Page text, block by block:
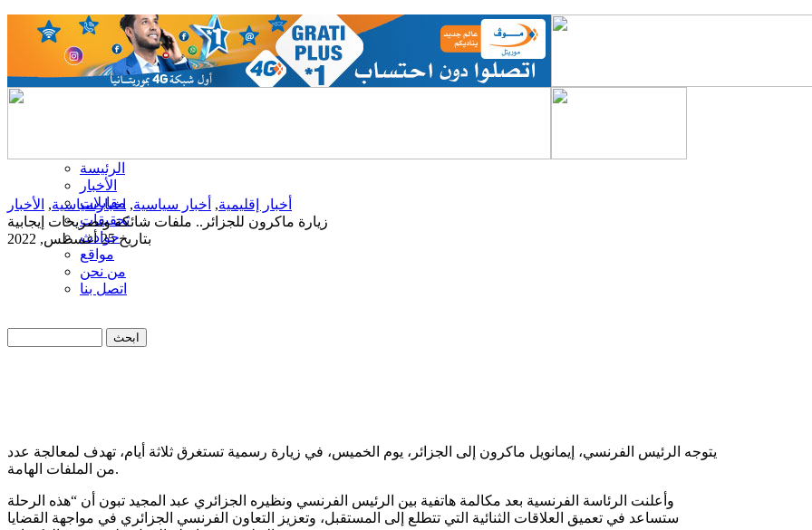
الرئيسة
الأخبار
مقابلات
تحقيقات
حوادث
مواقع
من نحن
اتصل بنا
أخبار إقليمية, أخبار سياسية, اخبارسياسية, الأخبار
زيارة ماكرون للجزائر.. ملفات شائكة وتصريحات إيجابية
بتاريخ 25 أغسطس, 2022
يتوجه الرئيس الفرنسي، إيمانويل ماكرون إلى الجزائر، يوم الخميس، في زيارة رسمية تستغرق ثلاثة أيام، تهدف لمعالجة عدد
من الملفات الهامة.
وأعلنت الرئاسة الفرنسية بعد مكالمة هاتفية بين الرئيس الفرنسي ونظيره الجزائري عبد المجيد تبون أن “هذه الرحلة
ستساعد في تعميق العلاقات الثنائية التي تتطلع إلى المستقبل، وتعزيز التعاون الفرنسي الجزائري في مواجهة القضايا